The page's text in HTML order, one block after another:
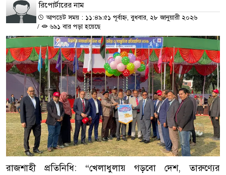
রিপোর্টারের নাম
আপডেট সময় : ১১:৪৯:৫১ পূর্বাহ্ন, বুধবার, ২৮ জানুয়ারী ২০২৬
/
৬৯১ বার পড়া হয়েছে
রাজশাহী প্রতিনিধি: “খেলাধুলায় গড়বো দেশ, তারুণ্যের